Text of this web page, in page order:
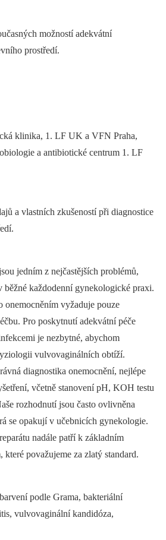
možností adekvátní
prostředí.
klinika, 1. LF UK a VFN Praha,
a antibiotické centrum 1. LF
a vlastních zkušeností při diagnostice
jedním z nejčastějších problémů,
běžné každodenní gynekologické praxi.
onemocněním vyžaduje pouze
Pro poskytnutí adekvátní péče
je nezbytné, abychom
vulvovaginálních obtíží.
diagnostika onemocnění, nejlépe
včetně stanovení pH, KOH testu
rozhodnutí jsou často ovlivněna
se opakují v učebnicích gynekologie.
nadále patří k základním
které považujeme za zlatý standard.
podle Grama, bakteriální
vulvovaginální kandidóza,